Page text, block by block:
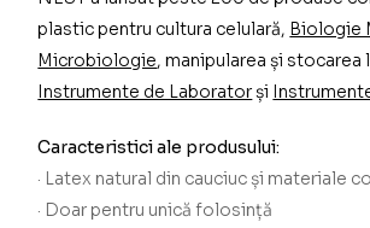
plastic pentru cultura celulară, Biologie
Microbiologie, manipularea și stocarea
Instrumente de Laboratorși
Caracteristici ale produsului:
· Latex natural din cauciuc și materiale
· Doar pentru unică folosință